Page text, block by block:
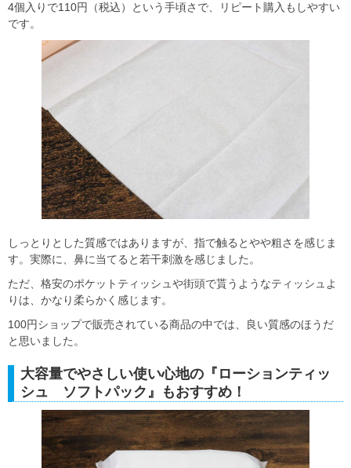
4個入りで110円（税込）という手頃さで、リピート購入もしやすい
です。
しっとりとした質感ではありますが、指で触るとやや粗さを感じま
す。実際に、鼻に当てると若干刺激を感じました。
ただ、格安のポケットティッシュや街頭で貰うようなティッシュよ
りは、かなり柔らかく感じます。
100円ショップで販売されている商品の中では、良い質感のほうだ
と思いました。
大容量でやさしい使い心地の『ローションティッ
シュ ソフトパック』もおすすめ！